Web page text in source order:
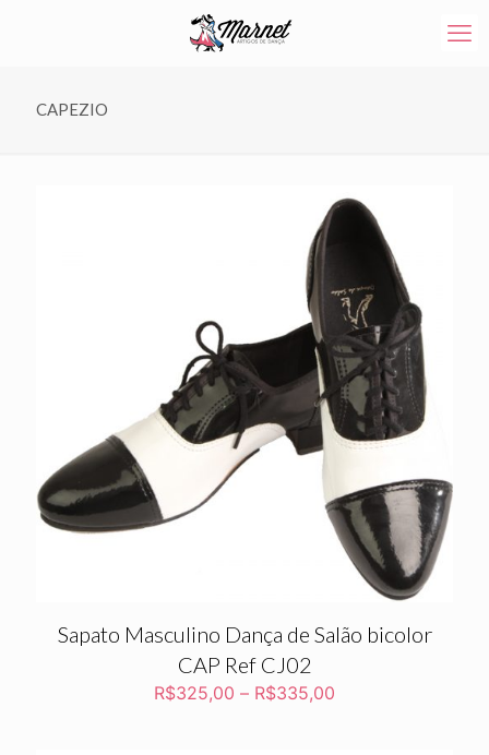
CAPEZIO
Sapato Masculino Dança de Salão bicolor
CAP Ref CJ02
R$325,00 – R$335,00